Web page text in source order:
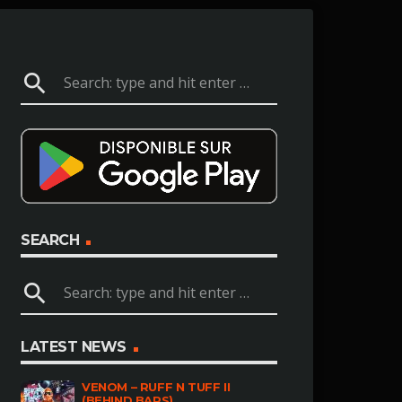
search
SEARCH
search
LATEST NEWS
VENOM – RUFF N TUFF II